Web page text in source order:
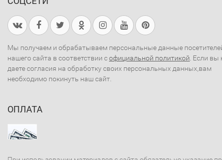
Мы получаем и обрабатываем персональные данные
нашего сайта в соответствии софициальной политикой . Если вы
даете согласия на обработку своих персональных данных,вам
необходимо покинуть наш сайт.
ОПЛАТА